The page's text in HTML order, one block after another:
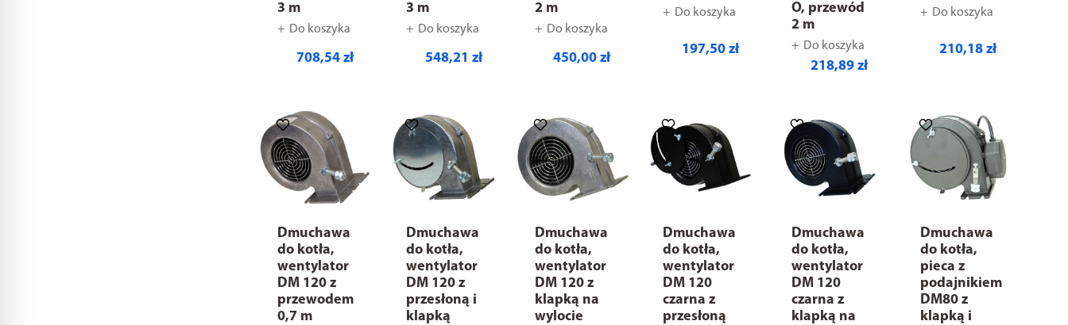
3 m
Do koszyka
708,54 zł
3 m
Do koszyka
548,21 zł
2 m
Do koszyka
450,00 zł
Do koszyka
197,50 zł
O, przewód
2 m
Do koszyka
218,89 zł
Do koszyka
210,18 zł
Dmuchawa
do kotła,
wentylator
DM 120 z
przewodem
0,7 m
Dmuchawa
do kotła,
wentylator
DM 120 z
przesłoną i
klapką
Dmuchawa
do kotła,
wentylator
DM 120 z
klapką na
wylocie
Dmuchawa
do kotła,
wentylator
DM 120
czarna z
przesłoną
Dmuchawa
do kotła,
wentylator
DM 120
czarna z
klapką na
Dmuchawa
do kotła,
pieca z
podajnikiem
DM80 z
klapką i